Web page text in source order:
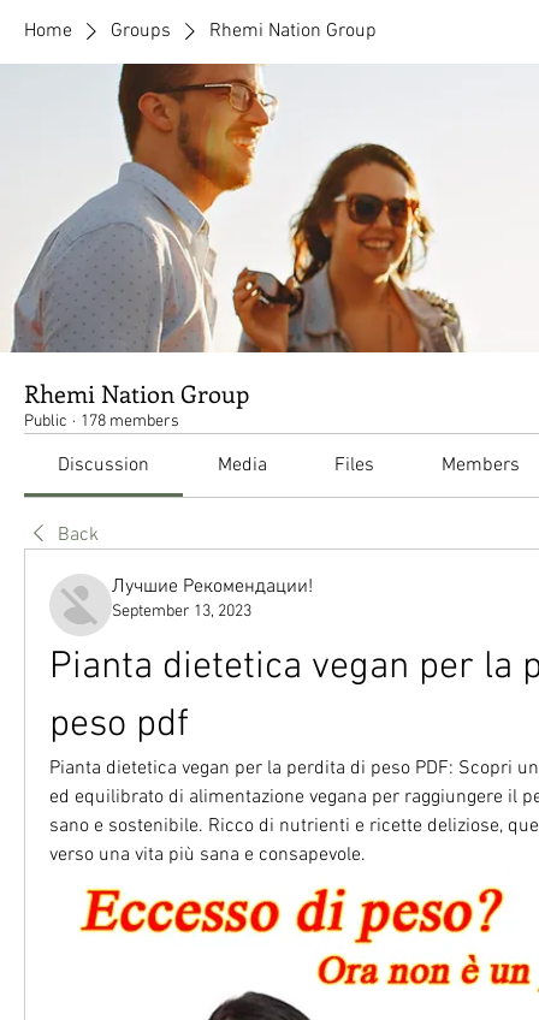
Home Groups Rhemi Nation Group
Rhemi Nation Group
Public · 178 members
Discussion Media Files Members
Back
Лучшие Рекомендации!
September 13, 2023
Pianta dietetica vegan per la
peso pdf
Pianta dietetica vegan per la perdita di peso PDF: Scopri
ed equilibrato di alimentazione vegana per raggiungere il
sano e sostenibile. Ricco di nutrienti e ricette deliziose,
verso una vita più sana e consapevole.